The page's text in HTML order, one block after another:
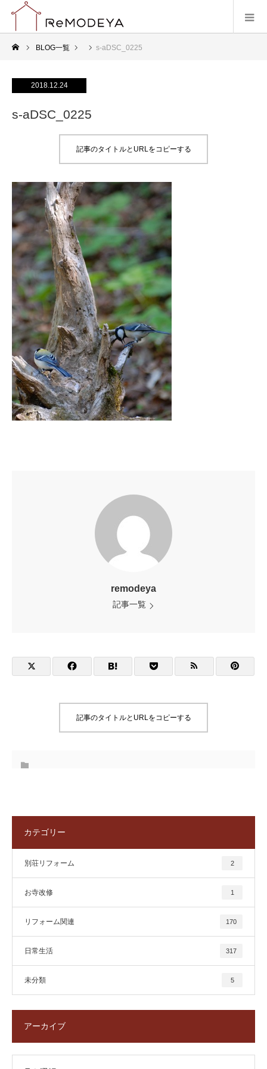
BLOG一覧 s-aDSC_0225
2018.12.24
s-aDSC_0225
記事のタイトルとURLをコピーする
remodeya
記事一覧
記事のタイトルとURLをコピーする
カテゴリー
別荘リフォーム 2
お寺改修 1
リフォーム関連 170
日常生活 317
未分類 5
アーカイブ